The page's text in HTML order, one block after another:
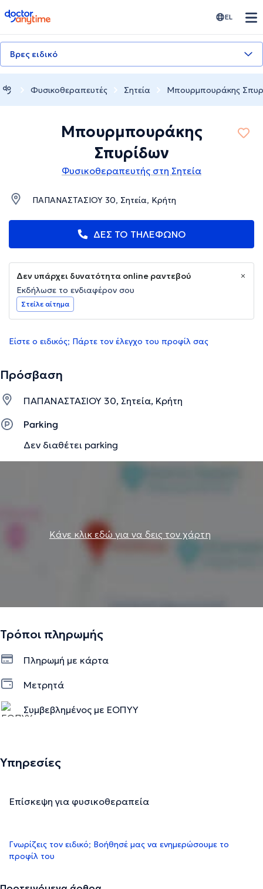
doctoranytime EL
Βρες ειδικό
Φυσικοθεραπευτές Σητεία Μπουρμπουράκης
Μπουρμπουράκης
Σπυρίδων
Φυσικοθεραπευτής στη Σητεία
ΠΑΠΑΝΑΣΤΑΣΙΟΥ 30, Σητεία, Κρήτη
ΔΕΣ ΤΟ ΤΗΛΕΦΩΝΟ
Δεν υπάρχει δυνατότητα online ραντεβού
Εκδήλωσε το ενδιαφέρον σου
Στείλε αίτημα
Είστε ο ειδικός; Πάρτε τον έλεγχο του προφίλ σας
Πρόσβαση
ΠΑΠΑΝΑΣΤΑΣΙΟΥ 30, Σητεία, Κρήτη
Parking
Δεν διαθέτει parking
Κάνε κλικ εδώ για να δεις τον χάρτη
Τρόποι πληρωμής
Πληρωμή με κάρτα
Μετρητά
Συμβεβλημένος με ΕΟΠΥΥ
Υπηρεσίες
Επίσκεψη για φυσικοθεραπεία
Γνωρίζεις τον ειδικό; Βοήθησέ μας να ενημερώσουμε το
προφίλ του